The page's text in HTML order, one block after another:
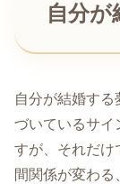
自分が
自分が結婚す
づいているサイ
すが、それだけ
間関係が変わ